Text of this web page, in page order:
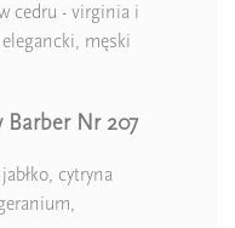
cedru - virginia i
męski
Barber Nr 207
cytryna